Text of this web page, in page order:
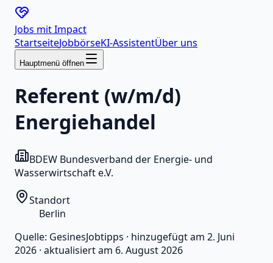
Jobs mitImpact
StartseiteJobbörseKI-AssistentÜber uns
Hauptmenü öffnen
Referent (w/m/d)
Energiehandel
BDEW Bundesverband der Energie- und
Wasserwirtschaft e.V.
Standort
Berlin
Quelle: GesinesJobtipps · hinzugefügt am 2. Juni
2026 · aktualisiert am 6. August 2026